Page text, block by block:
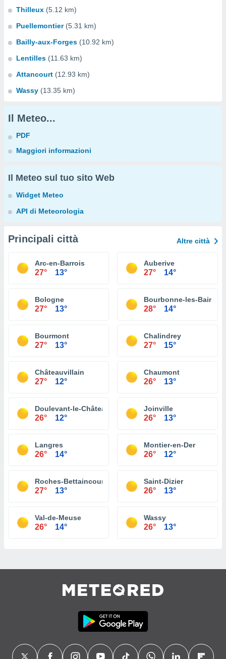
Thilleux (5.12 km)
Puellemontier (5.31 km)
Bailly-aux-Forges (10.92 km)
Lentilles (11.63 km)
Attancourt (12.93 km)
Wassy (13.35 km)
Il Meteo...
PDF
Maggiori informazioni
Il Meteo sul tuo sito Web
Widget Meteo
API di Meteorologia
Principali città Altre città
Arc-en-Barrois
27° 13°
Auberive
27° 14°
Bologne
27° 13°
Bourbonne-les-Bains
28° 14°
Bourmont
27° 13°
Chalindrey
27° 15°
Châteauvillain
27° 12°
Chaumont
26° 13°
Doulevant-le-Château
26° 12°
Joinville
26° 13°
Langres
26° 14°
Montier-en-Der
26° 12°
Roches-Bettaincourt
27° 13°
Saint-Dizier
26° 13°
Val-de-Meuse
26° 14°
Wassy
26° 13°